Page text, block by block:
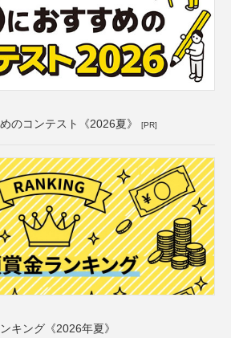
のコンテスト《2026夏》 [PR]
キング《2026年夏》